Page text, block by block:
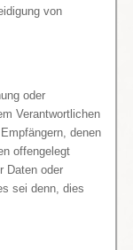
von
oder
Verantwortlichen
denen
offengelegt
Daten oder
sei denn, dies